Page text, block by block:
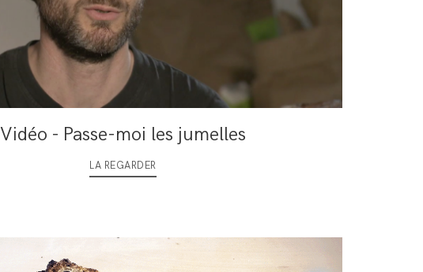
Vidéo - Passe-moi les jumelles
LA REGARDER